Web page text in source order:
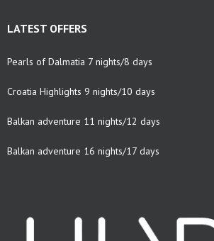
LATEST OFFERS
Pearls of Dalmatia 7 nights/8 days
Croatia Highlights 9 nights/10 days
Balkan adventure 11 nights/12 days
Balkan adventure 16 nights/17 days